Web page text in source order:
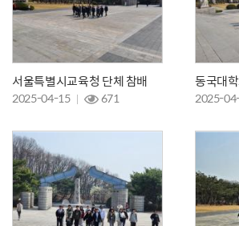
서울특별시교육청 단체 참배
2025-04-15
671
동국대
2025-